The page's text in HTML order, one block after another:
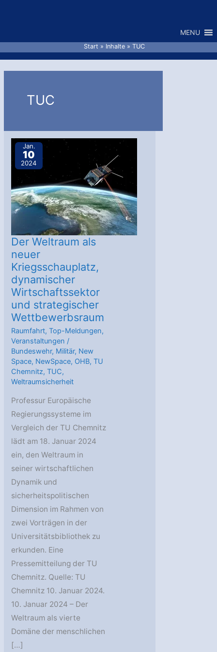
MENU
Start Inhalte TUC
TUC
Jan.
10
2024
Der Weltraum als
neuer
Kriegsschauplatz,
dynamischer
Wirtschaftssektor
und strategischer
Wettbewerbsraum
Raumfahrt,Top-Meldungen,
Veranstaltungen /
Bundeswehr, Militär, New
Space, NewSpace, OHB,TU
Chemnitz,TUC,
Weltraumsicherheit
Professur Europäische
Regierungssysteme im
Vergleich der TU Chemnitz
lädt am 18. Januar 2024
ein, den Weltraum in
seiner wirtschaftlichen
Dynamik und
sicherheitspolitischen
Dimension im Rahmen von
zwei Vorträgen in der
Universitätsbibliothek zu
erkunden. Eine
Pressemitteilung der TU
Chemnitz. Quelle: TU
Chemnitz 10. Januar 2024.
10. Januar 2024 – Der
Weltraum als vierte
Domäne der menschlichen
[…]